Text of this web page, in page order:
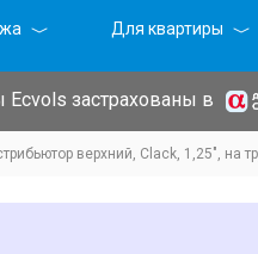
Для квартиры
Ecvols застрахованы в
верхний, Clack, 1,25", на